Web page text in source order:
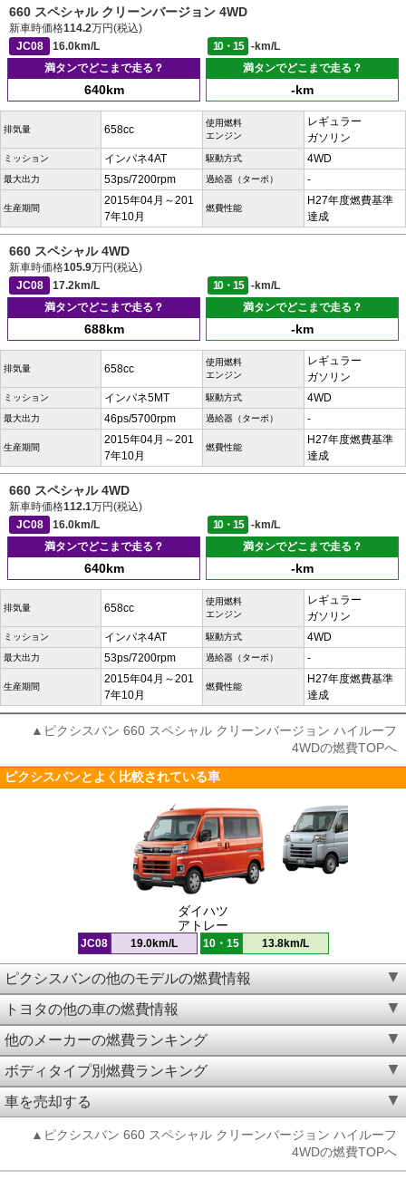
660 スペシャル クリーンバージョン 4WD
新車時価格114.2万円(税込)
JC08
16.0km/L 10・15
-km/L
満タンでどこまで走る？
640km
満タンでどこまで走る？
-km
排気量 658cc
使用燃料
エンジン
レギュラー
ガソリン
ミッション インパネ4AT 駆動方式 4WD
最大出力 53ps/7200rpm 過給器（ターボ） -
生産期間
2015年04月～201
7年10月
燃費性能
H27年度燃費基準
達成
660 スペシャル 4WD
新車時価格105.9万円(税込)
JC08
17.2km/L 10・15
-km/L
満タンでどこまで走る？
688km
満タンでどこまで走る？
-km
排気量 658cc
使用燃料
エンジン
レギュラー
ガソリン
ミッション インパネ5MT 駆動方式 4WD
最大出力 46ps/5700rpm 過給器（ターボ） -
生産期間
2015年04月～201
7年10月
燃費性能
H27年度燃費基準
達成
660 スペシャル 4WD
新車時価格112.1万円(税込)
JC08
16.0km/L 10・15
-km/L
満タンでどこまで走る？
640km
満タンでどこまで走る？
-km
排気量 658cc
使用燃料
エンジン
レギュラー
ガソリン
ミッション インパネ4AT 駆動方式 4WD
最大出力 53ps/7200rpm 過給器（ターボ） -
生産期間
2015年04月～201
7年10月
燃費性能
H27年度燃費基準
達成
▲ピクシスバン 660 スペシャル クリーンバージョン ハイルーフ
4WDの燃費TOPへ
ピクシスバンとよく比較されている車
ダイハツ
アトレー
JC08 19.0km/L 10・15 13.8km/L
ピクシスバンの他のモデルの燃費情報
トヨタの他の車の燃費情報
他のメーカーの燃費ランキング
ボディタイプ別燃費ランキング
車を売却する
▲ピクシスバン 660 スペシャル クリーンバージョン ハイルーフ
4WDの燃費TOPへ